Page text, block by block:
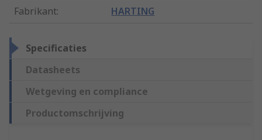
Fabrikant: HARTING
Specificaties
Datasheets
Wetgeving en compliance
Productomschrijving